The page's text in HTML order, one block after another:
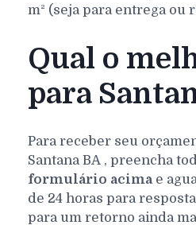
m² (seja para entrega ou
Qual o
para
Para receber seu
Santana BA , preencha
formulário acima e
de 24 horas para
para um retorno ainda